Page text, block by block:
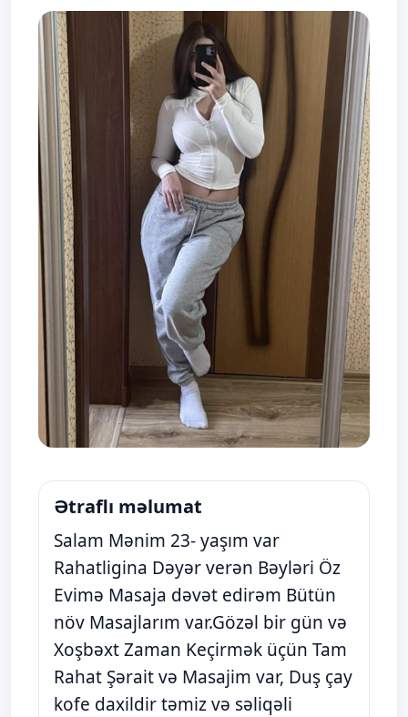
Ətraflı məlumat
Salam Mənim 23- yaşım var
Rahatligina Dəyər verən Bəyləri Öz
Evimə Masaja dəvət edirəm Bütün
növ Masajlarım var.Gözəl bir gün və
Xoşbəxt Zaman Keçirmək üçün Tam
Rahat Şərait və Masajim var, Duş çay
kofe daxildir təmiz və səliqəli